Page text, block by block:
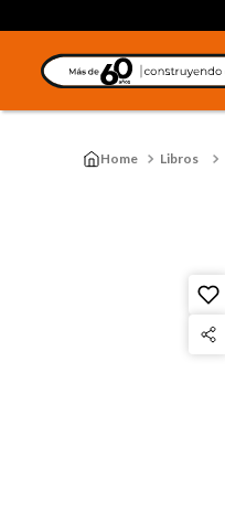
Libros